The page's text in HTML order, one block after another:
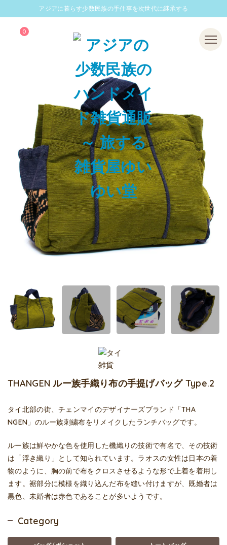
アジアに暮らす少数民族の手仕事を次世代に継承する
0 Menu
THANGEN ルー族手織り布の手提げバッグ Type.2
タイ北部の街、チェンマイのデザイナーズブランド「THA
NGEN」のルー族刺繍布をリメイクしたランチバッグです。
ルー族は鮮やかな色を使用した機織りの技術で有名で、その技術
は「浮き織り」として知られています。ラオスの女性は日本の着
物のように、胸の前で布をクロスさせるような形で上着を着用し
ます。裾部分に模様を織り込んだ布を縫い付けますが、既婚者は
黒色、未婚者は赤色であることが多いようです。
Category